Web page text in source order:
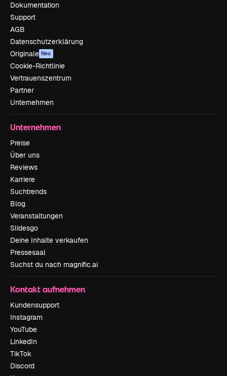
Dokumentation
Support
AGB
Datenschutzerklärung
Originale Neu
Cookie-Richtlinie
Vertrauenszentrum
Partner
Unternehmen
Unternehmen
Preise
Über uns
Reviews
Karriere
Suchtrends
Blog
Veranstaltungen
Slidesgo
Deine Inhalte verkaufen
Pressesaal
Suchst du nach magnific.ai
Kontakt aufnehmen
Kundensupport
Instagram
YouTube
LinkedIn
TikTok
Discord